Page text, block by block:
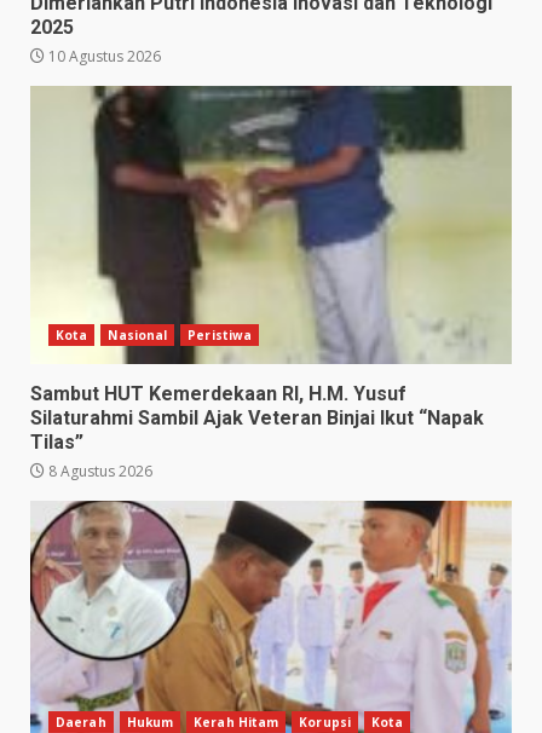
2025
10 Agustus 2026
Kota Nasional Peristiwa
Sambut HUT Kemerdekaan RI, H.M. Yusuf
Silaturahmi Sambil Ajak Veteran Binjai Ikut “Napak
Tilas”
8 Agustus 2026
Daerah Hukum Kerah Hitam Korupsi
Kota